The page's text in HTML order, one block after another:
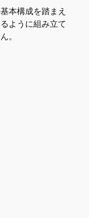
本構成を踏まえ
ように組み立て
。